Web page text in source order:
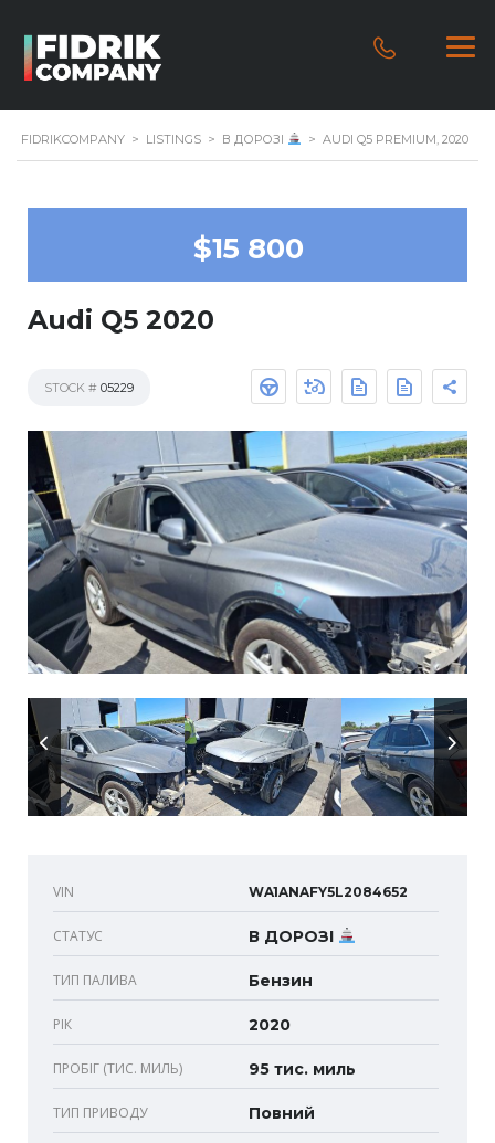
FIDRIKCOMPANY > LISTINGS > В ДОРОЗІ > AUDI Q5 PREMIUM, 2020
$15 800
Audi Q5 2020
STOCK # 05229
VIN WA1ANAFY5L2084652
СТАТУС В ДОРОЗІ
ТИП ПАЛИВА Бензин
РІК 2020
ПРОБІГ (ТИС. МИЛЬ) 95 тис. миль
ТИП ПРИВОДУ Повний